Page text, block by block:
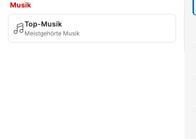
Musik
Top-Musik
Meistgehörte Musik